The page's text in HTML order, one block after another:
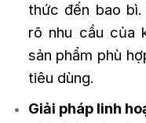
thức đến bao bì.
rõ nhu cầu của
sản phẩm phù
tiêu dùng.
Giải pháp linh